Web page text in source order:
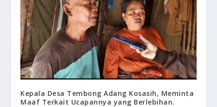
Kepala Desa Tembong Adang Kosasih, Meminta
Maaf Terkait Ucapannya yang Berlebihan.